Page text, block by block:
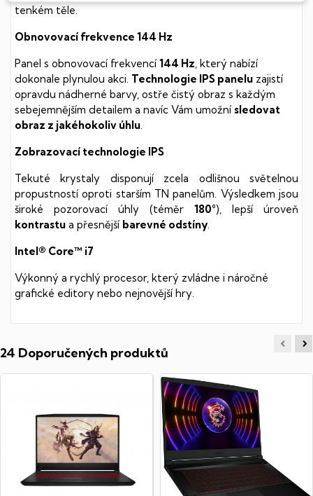
tenkém těle.
Obnovovací frekvence 144 Hz
Panel s obnovovací frekvencí 144 Hz , který nabízí
dokonale plynulou akci. Technologie IPS panelu zajistí
opravdu nádherné barvy, ostře čistý obraz s každým
sebejemnějším detailem a navíc Vám umožní sledovat
obraz z jakéhokoliv úhlu
Zobrazovací technologie IPS
Tekuté krystaly disponují zcela odlišnou světelnou
propustností oproti starším TN panelům. Výsledkem jsou
široké pozorovací úhly (téměr 180°), lepší úroveň
kontrastu a přesnější barevné odstíny
Intel® Core™ i7
Výkonný a rychlý procesor, který zvládne i náročné
grafické editory nebo nejnovější hry.
24 Doporučených produktů